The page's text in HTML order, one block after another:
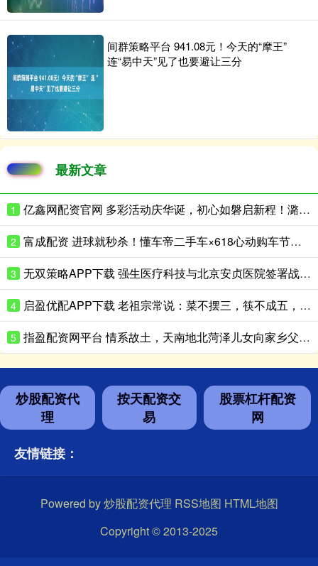
间群策略平台 941.08元！今天的“摩王”
连“易中天”见了也要避让三分
最新文章
1 亿鑫网配资官网 多彩活动庆华诞，初心如磐启新程！潞邑街道各社区开展庆祝建党105周年系列活动
2 富成配资 进球就秒杀！懂车帝二手车×618心动购车节：海量好价二手车，检测全透明，年中最强“捡漏”机会来了
3 无双策略APP下载 强生医疗科技与北京安贞医院签署战略合作协议 共促首都心血管诊疗高质量发展
4 启盈优配APP下载 老祖宗常说：菜不摆三，筷不成五，席不坐六，是什么意思？
5 指盈配资网平台 情系故土，天南地北菏泽儿女向家乡父老拜大年
炒股配资代
理
按天配资交
易
股票杠杆配资
网
友情链接：
Powered by炒股配资代理 RSS地图 HTML地图
Copyright© 2013-2025